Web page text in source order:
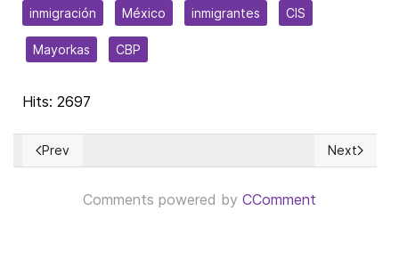
inmigración México inmigrantes CIS
Mayorkas CBP
Hits: 2697
Previous article: Prosecuting Donald Trump over Stormy
Prev Next
Next
Comments powered by CComment